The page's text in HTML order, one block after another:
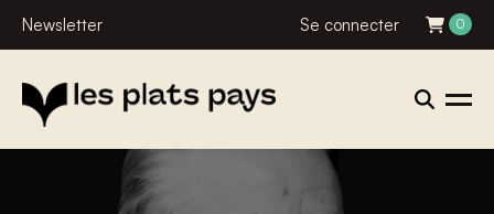
Newsletter Se connecter 0